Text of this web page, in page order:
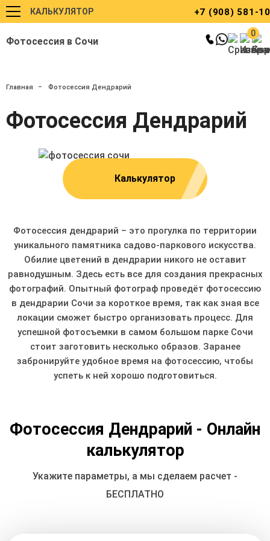
Фотосессия в Сочи
КАЛЬКУЛЯТОР
0
+7 (908) 581-
Главная Фотосессия Дендрарий
Фотосессия Дендрарий
Калькулятор
Фотосессия дендрарий – это прогулка по территории
уникального памятника садово-паркового искусства.
Обилие цветений в дендрарии никого не оставит
равнодушным. Здесь есть все для создания прекрасных
фотографий. Опытный фотограф проведёт фотосессию
в дендрарии Сочи за короткое время, так как зная все
локации сможет быстро организовать процесс. Для
успешной фотосъемки в самом большом парке Сочи
стоит заготовить несколько образов. Заранее
забронируйте удобное время на фотосессию, чтобы
успеть к ней хорошо подготовиться.
Фотосессия Дендрарий - Онлайн
калькулятор
Укажите параметры, а мы сделаем расчет -
БЕСПЛАТНО